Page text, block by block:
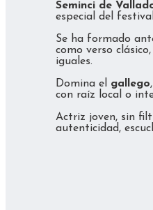
Seminci de
especial del
Se ha formado
como verso
iguales.
Domina el gallego
con raíz local o
Actriz joven, sin
autenticidad,